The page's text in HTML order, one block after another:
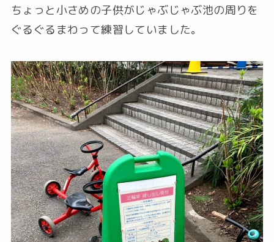
ちょっと小さめの子供がじゃぶじゃぶ池の周りを
ぐるぐるまわって練習していました。